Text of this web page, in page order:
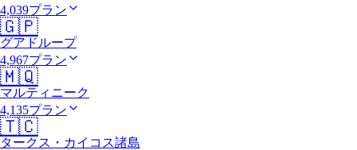
4,039プラン
🇬🇵
グアドループ
4,967プラン
🇲🇶
マルティニーク
4,135プラン
🇹🇨
タークス・カイコス諸島